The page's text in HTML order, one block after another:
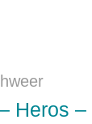
Heros